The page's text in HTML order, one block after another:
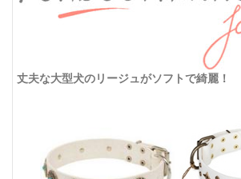
丈夫な大型犬のリージュがソフトで綺麗！